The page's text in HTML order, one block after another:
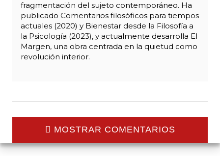
fragmentación del sujeto contemporáneo. Ha
publicado Comentarios filosóficos para tiempos
actuales (2020) y Bienestar desde la Filosofía a
la Psicología (2023), y actualmente desarrolla El
Margen, una obra centrada en la quietud como
revolución interior.
MOSTRAR COMENTARIOS